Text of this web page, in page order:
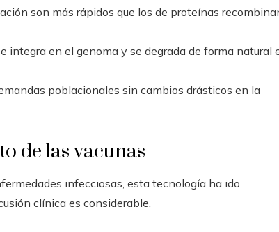
son más rápidos que los de proteínas
integra en el genoma y se degrada de forma natural
poblacionales sin cambios drásticos en la
de las vacunas
infecciosas, esta tecnología ha ido
clínica es considerable.